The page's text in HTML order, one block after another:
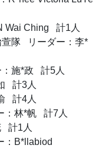
Wai Ching 計1人
萱隊 リーダー：李*
施*政 計5人
計3人
計4人
：林*帆 計7人
計1人
：B*llabiod